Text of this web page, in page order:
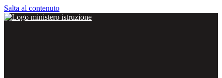
Salta al contenuto